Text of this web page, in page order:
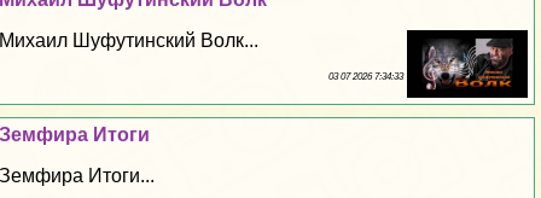
Михаил Шуфутинский Волк...
03 07 2026 7:34:33
Земфира Итоги
Земфира Итоги...